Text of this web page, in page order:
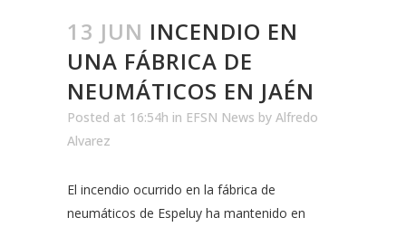
13 JUN INCENDIO EN
UNA FÁBRICA DE
NEUMÁTICOS EN JAÉN
Posted at 16:54h in EFSN News by Alfredo
Alvarez
El incendio ocurrido en la fábrica de
neumáticos de Espeluy ha mantenido en